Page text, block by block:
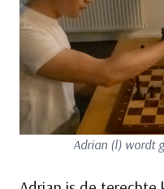
Adrian (l) wordt